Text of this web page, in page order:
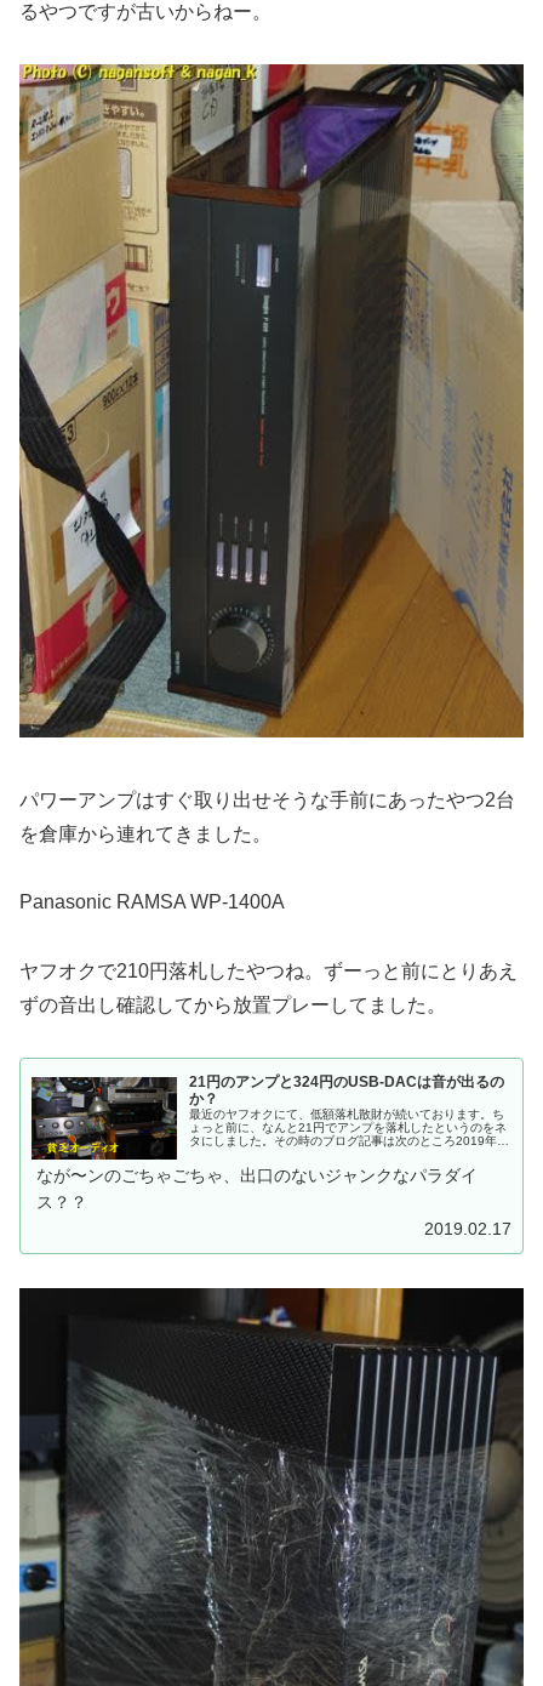
るやつですが古いからねー。
パワーアンプはすぐ取り出せそうな手前にあったやつ2台
を倉庫から連れてきました。
Panasonic RAMSA WP-1400A
ヤフオクで210円落札したやつね。ずーっと前にとりあえ
ずの音出し確認してから放置プレーしてました。
21円のアンプと324円のUSB-DACは音が出るの
か？
最近のヤフオクにて、低額落札散財が続いております。ち
ょっと前に、なんと21円でアンプを落札したというのをネ
タにしました。その時のブログ記事は次のところ2019年２
があったのー。それを読まれた方から、「21円のアンプっ
てどんなのよ。どうせ音が鳴らないジャンクだろ。」「...
なが〜ンのごちゃごちゃ、出口のないジャンクなパラダイ
ス？？
2019.02.17